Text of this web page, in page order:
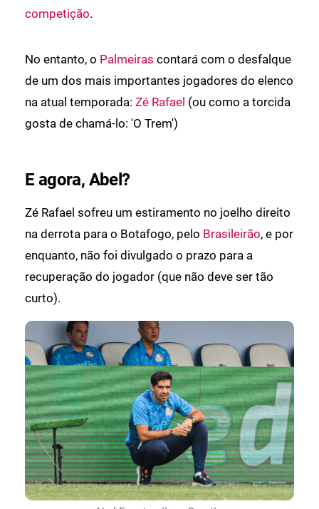
competição.
No entanto, o Palmeiras contará com o desfalque
de um dos mais importantes jogadores do elenco
na atual temporada: Zé Rafael (ou como a torcida
gosta de chamá-lo: 'O Trem')
E agora, Abel?
Zé Rafael sofreu um estiramento no joelho direito
na derrota para o Botafogo, pelo Brasileirão, e por
enquanto, não foi divulgado o prazo para a
recuperação do jogador (que não deve ser tão
curto).